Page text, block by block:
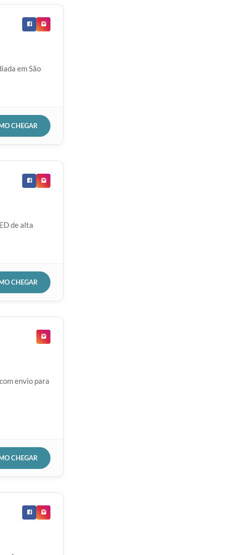
em São
CHEGAR
de alta
CHEGAR
envio para
CHEGAR